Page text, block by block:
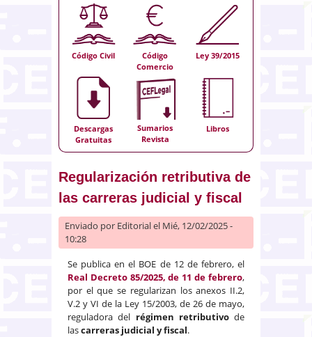
Código Civil
Código
Comercio
Ley 39/2015
Descargas
Gratuitas
Sumarios
Revista
Libros
Regularización retributiva de
las carreras judicial y fiscal
Enviado por Editorialel Mié, 12/02/2025 -
10:28
Se publica en el BOE de 12 de febrero, el
Real Decreto 85/2025, de 11 de febrero,
por el que se regularizan los anexos II.2,
V.2 y VI de la Ley 15/2003, de 26 de mayo,
reguladora del régimen retributivode
lascarreras judicial y fiscal.